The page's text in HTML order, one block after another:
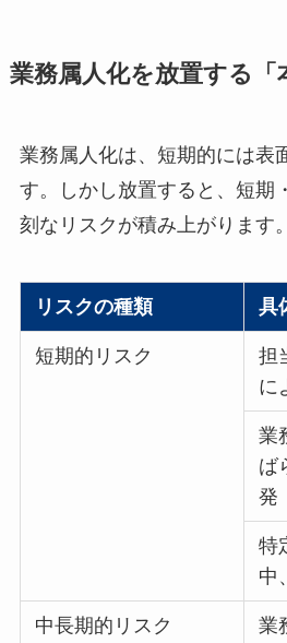
業務属人化を放置する「
業務属人化は、短期的には表
す。しかし放置すると、短期
刻なリスクが積み上がります。
リスクの種類 具
短期的リスク
担
に
業
ば
発
特
中
中長期的リスク
業